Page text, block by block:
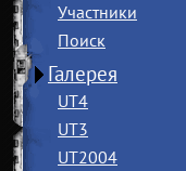
Участники
Поиск
Галерея
UT4
UT3
UT2004